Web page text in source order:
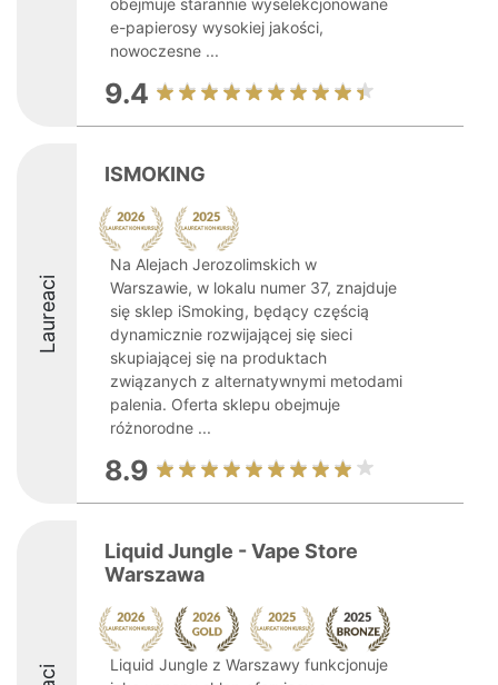
obejmuje starannie wyselekcjonowane
e-papierosy wysokiej jakości,
nowoczesne ...
9.4
Laureaci
ISMOKING
Na Alejach Jerozolimskich w
Warszawie, w lokalu numer 37, znajduje
się sklep iSmoking, będący częścią
dynamicznie rozwijającej się sieci
skupiającej się na produktach
związanych z alternatywnymi metodami
palenia. Oferta sklepu obejmuje
różnorodne ...
8.9
Liquid Jungle - Vape Store
Warszawa
Liquid Jungle z Warszawy funkcjonuje